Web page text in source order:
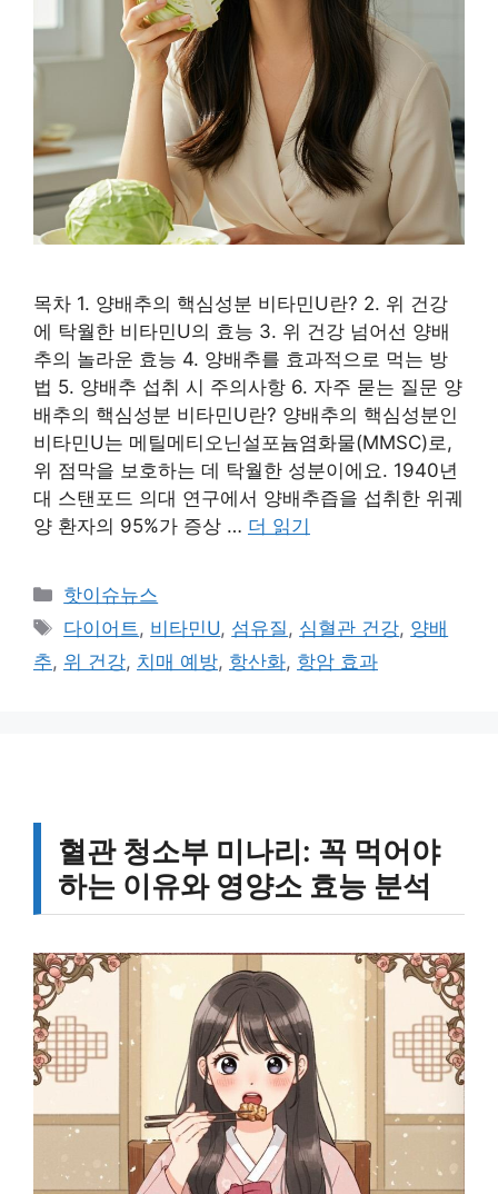
목차 1. 양배추의 핵심성분 비타민U란? 2. 위 건강
에 탁월한 비타민U의 효능 3. 위 건강 넘어선 양배
추의 놀라운 효능 4. 양배추를 효과적으로 먹는 방
법 5. 양배추 섭취 시 주의사항 6. 자주 묻는 질문 양
배추의 핵심성분 비타민U란? 양배추의 핵심성분인
비타민U는 메틸메티오닌설포늄염화물(MMSC)로,
위 점막을 보호하는 데 탁월한 성분이에요. 1940년
대 스탠포드 의대 연구에서 양배추즙을 섭취한 위궤
양 환자의 95%가 증상 … 더 읽기
카
테
고
리
핫이슈뉴스
태
그
다이어트 , 비타민U, 섬유질 , 심혈관 건강, 양배
추, 위 건강, 치매 예방, 항산화, 항암 효과
혈관 청소부 미나리: 꼭 먹어야
하는 이유와 영양소 효능 분석